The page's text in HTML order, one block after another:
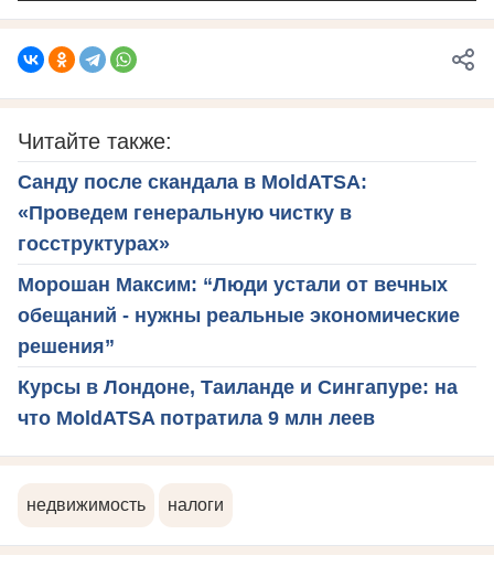
Читайте также:
Санду после скандала в MoldATSA:
«Проведем генеральную чистку в
госструктурах»
Морошан Максим: “Люди устали от вечных
обещаний - нужны реальные экономические
решения”
Курсы в Лондоне, Таиланде и Сингапуре: на
что MoldATSA потратила 9 млн леев
недвижимость налоги